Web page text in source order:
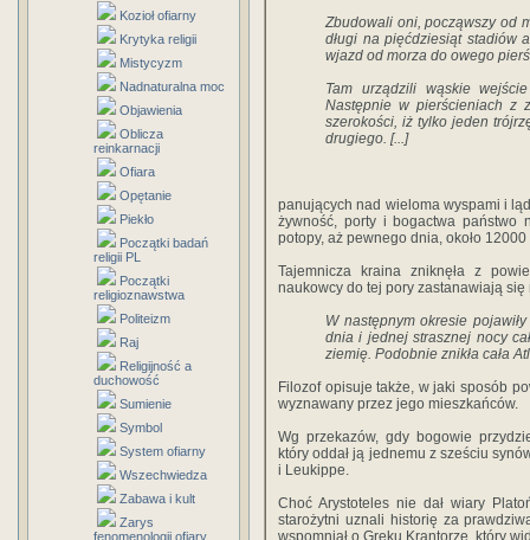
Kozioł ofiarny
Krytyka religii
Mistycyzm
Nadnaturalna moc
Objawienia
Oblicza
reinkarnacji
Ofiara
Opętanie
Piekło
Początki badań
religii PL
Początki
religioznawstwa
Politeizm
Raj
Religijność a
duchowość
Sumienie
Symbol
System ofiarny
Wszechwiedza
Zabawa i kult
Zarys
fenomenologii ofiary
Zbudowali oni, począwszy od
długi na pięćdziesiąt stadiów
wjazd od morza do owego
Tam urządzili wąskie
Następnie w pierścieniach z
szerokości, iż tylko jeden
drugiego. [...]
panujących nad wieloma wyspami i
żywność, porty i bogactwa państwo
potopy, aż pewnego dnia, około
Tajemnicza kraina zniknęła z
naukowcy do tej pory zastanawiają się
W następnym okresie
dnia i jednej strasznej nocy
ziemię. Podobnie znikła cała
Filozof opisuje także, w jaki sposób
wyznawany przez jego mieszkańców.
Wg przekazów, gdy bogowie
który oddał ją jednemu z sześciu
i Leukippe.
Choć Arystoteles nie dał wiary
starożytni uznali historię za
wspomniał o Greku Krantorze, który